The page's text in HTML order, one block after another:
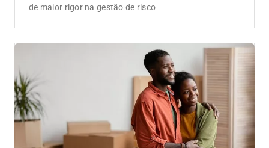
de maior rigor na gestão de risco